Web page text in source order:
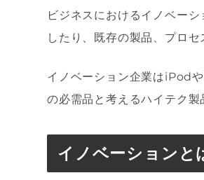
ビジネスにおけるイノベー
したり、既存の製品、プロ
イノベーション企業は
の必需品と考えるハイテク製
イノベーションと